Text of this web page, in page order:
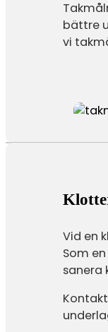
bättre
vi
Vid en
Som
sanera